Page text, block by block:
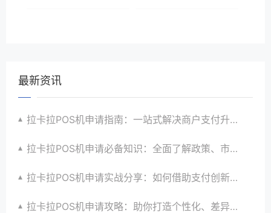
最新资讯
拉卡拉POS机申请指南：一站式解决商户支付升级、智能化与创新需求
拉卡拉POS机申请必备知识：全面了解政策、市场、技术与创新趋势
拉卡拉POS机申请实战分享：如何借助支付创新技术提升商户运营效益与效率
拉卡拉POS机申请攻略：助你打造个性化、差异化支付体验以提升竞争力